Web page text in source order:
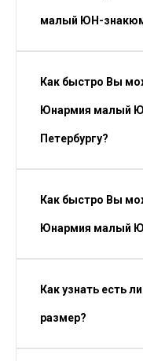
малый ЮН-знакюм
Как быстро Вы
Юнармия малый
Петербургу?
Как быстро Вы
Юнармия малый
Как узнать есть
размер?